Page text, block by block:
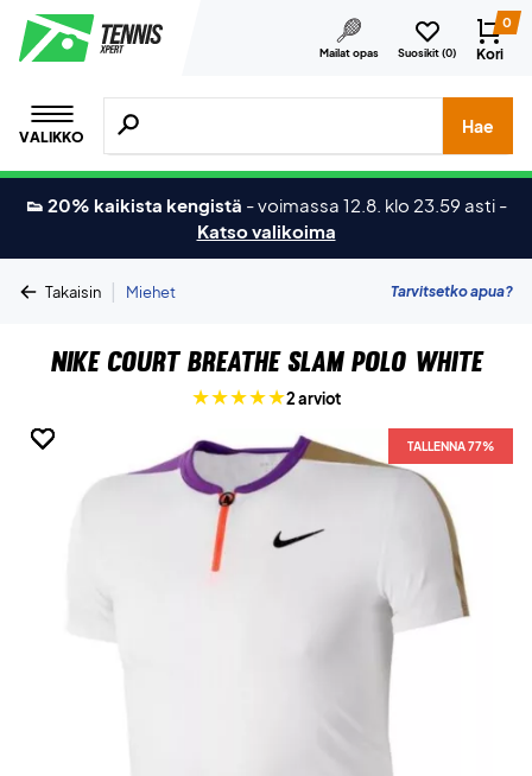
Mailat opas Suosikit (0)
0
Kori
VALIKKO
Hae tuotteita, merkkejä jne.
Hae
👟 20% kaikista kengistä -voimassa 12.8. klo 23.59 asti -
Katso valikoima
Takaisin | Miehet Tarvitsetko apua?
Nike Court Breathe Slam Polo White
2 arviot
TALLENNA 77%
TALLENNA 77%
TALLENNA 77%
TALLENNA 77%
TALLENNA 77%